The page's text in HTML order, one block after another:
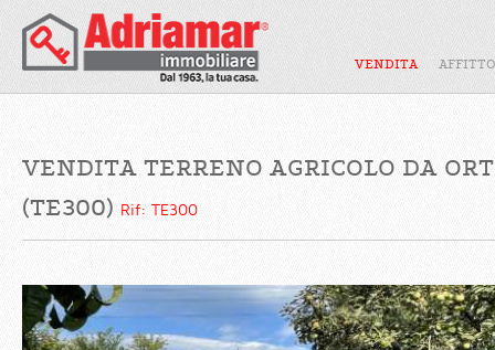
VENDITA AFFITTO
VENDITA TERRENO AGRICOLO DA
(TE300) Rif: TE300